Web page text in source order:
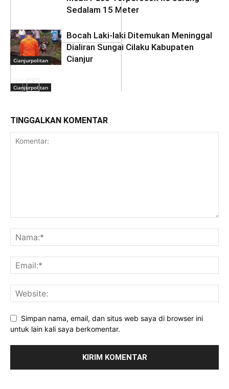
Cianjurpolitan
Cianjurpolitan
Sedalam 15 Meter
Cianjurpolitan
Bocah Laki-laki Ditemukan Meninggal
Dialiran Sungai Cilaku Kabupaten
Cianjur
TINGGALKAN KOMENTAR
Simpan nama, email, dan situs web saya di browser ini
untuk lain kali saya berkomentar.